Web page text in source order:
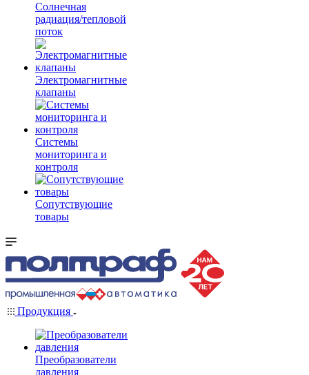
Солнечная
радиация/тепловой
поток
Электромагнитные
клапаны
Системы
мониторинга и
контроля
Сопутствующие
товары
Продукция
Преобразователи
давления